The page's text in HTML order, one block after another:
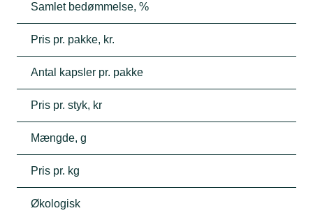
Samlet bedømmelse, %
Pris pr. pakke, kr.
Antal kapsler pr. pakke
Pris pr. styk, kr
Mængde, g
Pris pr. kg
Økologisk